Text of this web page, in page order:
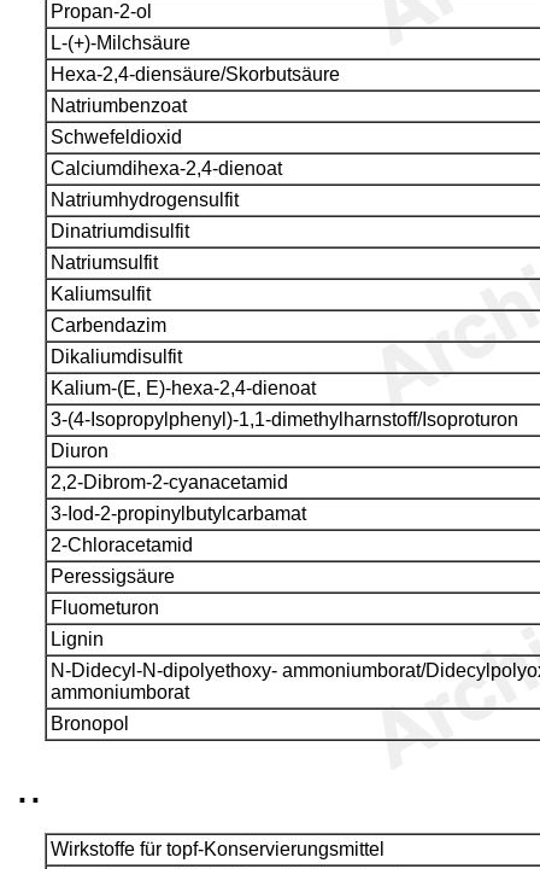
Propan-2-ol
L-(+)-Milchsäure
Hexa-2,4-diensäure/Skorbutsäure
Natriumbenzoat
Schwefeldioxid
Calciumdihexa-2,4-dienoat
Natriumhydrogensulfit
Dinatriumdisulfit
Natriumsulfit
Kaliumsulfit
Carbendazim
Dikaliumdisulfit
Kalium-(E, E)-hexa-2,4-dienoat
3-(4-Isopropylphenyl)-1,1-dimethylharnstoff/Isoproturon
Diuron
2,2-Dibrom-2-cyanacetamid
3-Iod-2-propinylbutylcarbamat
2-Chloracetamid
Peressigsäure
Fluometuron
Lignin
N-Didecyl-N-dipolyethoxy- ammoniumborat/
ammoniumborat
Bronopol
..
Wirkstoffe für topf-Konservierungsmittel